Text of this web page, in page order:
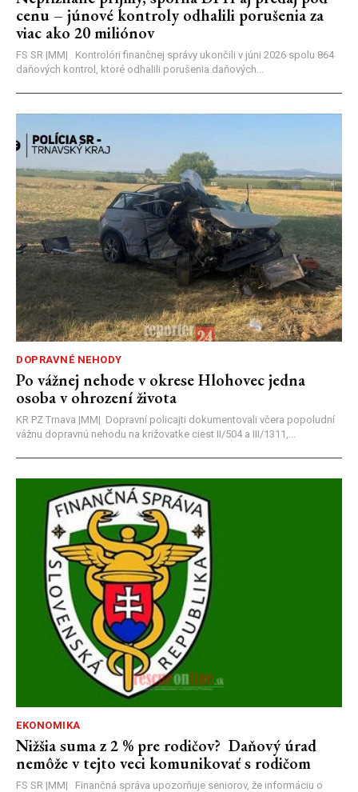
cenu – júnové kontroly odhalili porušenia za
viac ako 20 miliónov
FS SR |MM| Kontrolóri finančnej správy ukončili v júni 2026 spolu 864
daňových kontrol, ktoré odhalili porušenia daňových...
DOPRAVNÉ NEHODY
Po vážnej nehode v okrese Hlohovec jedna
osoba v ohrození života
KR PZ Trnava |MM| Dopravní policajti dokumentovali včera popoludní
vážnu dopravnú nehodu na križovatke ciest II/504 a III/1311,...
EKONOMIKA
Nižšia suma z 2 % pre rodičov? Daňový úrad
nemôže v tejto veci komunikovať s rodičom
FS SR |MM| Finančná správa upozorňuje seniorov, že informáciu o